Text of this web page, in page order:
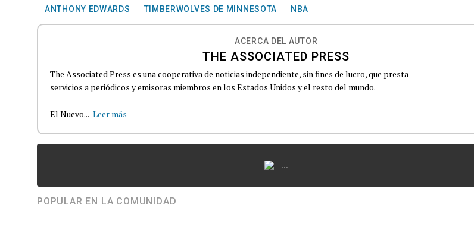
ANTHONY EDWARDS TIMBERWOLVES DE MINNESOTA NBA
ACERCA DEL AUTOR
THE ASSOCIATED PRESS
The Associated Press es una cooperativa de noticias independiente, sin fines de lucro, que presta
servicios a periódicos y emisoras miembros en los Estados Unidos y el resto del mundo.
El Nuevo... Leer más
...
POPULAR EN LA COMUNIDAD